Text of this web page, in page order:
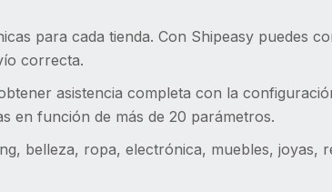
para cada tienda. Con Shipeasy puedes
correcta.
asistencia completa con la
en función de más de 20 parámetros.
belleza, ropa, electrónica, muebles, joyas,